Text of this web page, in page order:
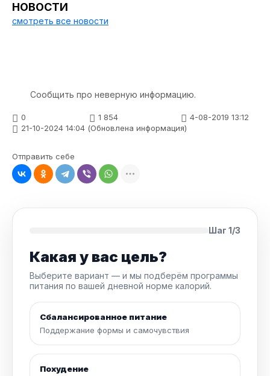
НОВОСТИ
смотреть все новости
Сообщить про неверную информацию.
0 1 854
4-08-2019 13:12
21-10-2024 14:04 (Обновлена информация)
Отправить себе
Шаг 1/3
Какая у вас цель?
Выберите вариант — и мы подберём программы
питания по вашей дневной норме калорий.
Сбалансированное питание
Поддержание формы и самочувствия
Похудение